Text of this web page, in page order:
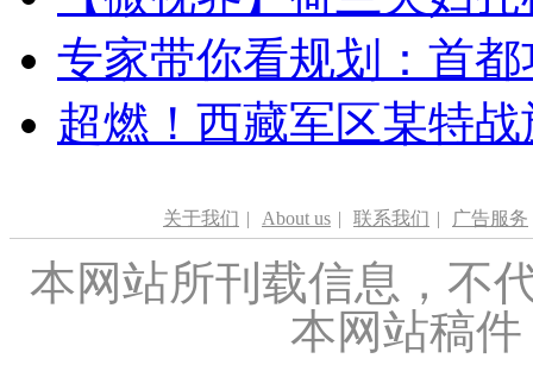
专家带你看规划：首
超燃！西藏军区某特
关于我们 | About us | 联系我们 | 广告服务
本网站所刊载信息，不
本网站稿